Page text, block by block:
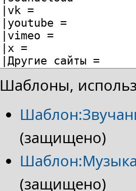
Шаблоны,
(защищено)
(защищено)